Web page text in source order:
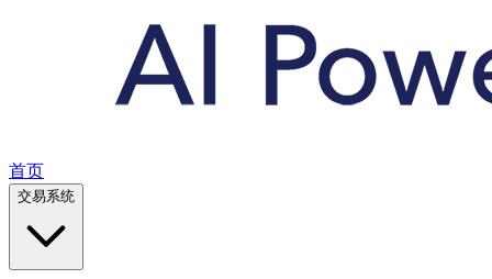
首页
交易系统